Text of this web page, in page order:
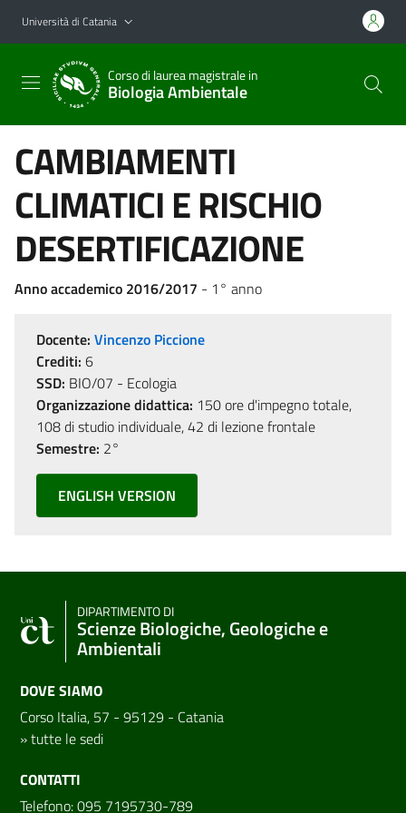
Vai al contenuto principale
Vai al menu di navigazione
Università di Catania
Corso di laurea magistrale in
Biologia Ambientale
CAMBIAMENTI
CLIMATICI E RISCHIO
DESERTIFICAZIONE
Anno accademico 2016/2017 - 1° anno
Docente: Vincenzo Piccione
Crediti: 6
SSD: BIO/07 - Ecologia
Organizzazione didattica: 150 ore d'impegno totale,
108 di studio individuale, 42 di lezione frontale
Semestre: 2°
ENGLISH VERSION
DIPARTIMENTO DI
Scienze Biologiche, Geologiche e
Ambientali
DOVE SIAMO
Corso Italia, 57 - 95129 - Catania
»tutte le sedi
CONTATTI
Telefono: 095 7195730-789